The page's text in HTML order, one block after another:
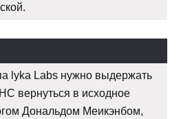
lyka Labs нужно выдержать
вернуться в исходное
Дональдом Меикэнбом,